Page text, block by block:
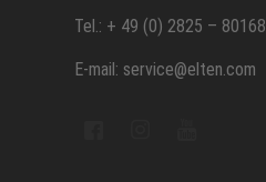
Tel.: + 49 (0) 2825 – 80168
E-mail: service@elten.com